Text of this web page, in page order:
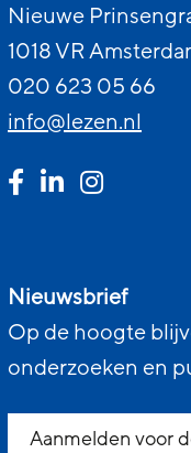
Nieuwe
1018 VR
020 623 05 66
info@lezen.nl
Nieuwsbrief
Op de hoogte
onderzoeken en
Aanmelden voor